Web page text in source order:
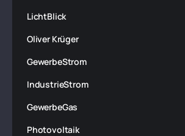
LichtBlick
Oliver Krüger
GewerbeStrom
IndustrieStrom
GewerbeGas
Photovoltaik